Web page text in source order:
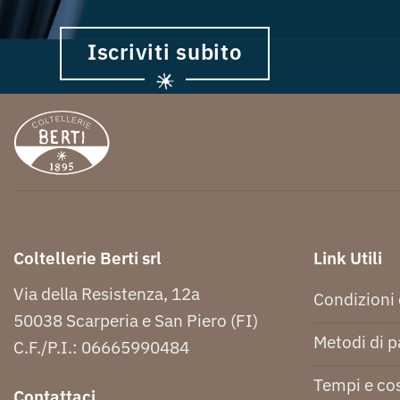
Iscriviti subito
Coltellerie Berti srl
Via della Resistenza, 12a
50038 Scarperia e San Piero (FI)
C.F./P.I.: 06665990484
Link Utili
Condizioni
Metodi di
Tempi e